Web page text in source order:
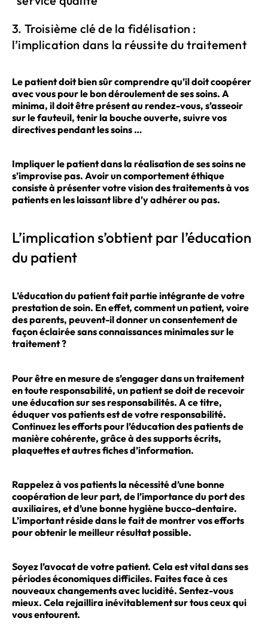
3. Troisième clé de la fidélisation :
l’implication dans la réussite du traitement
Le patient doit bien sûr comprendre qu’il doit coopérer
avec vous pour le bon déroulement de ses soins. A
minima, il doit être présent au rendez-vous, s’asseoir
sur le fauteuil, tenir la bouche ouverte, suivre vos
directives pendant les soins …
Impliquer le patient dans la réalisation de ses soins ne
s’improvise pas. Avoir un comportement éthique
consiste à présenter votre vision des traitements à vos
patients en les laissant libre d’y adhérer ou pas.
L’implication s’obtient par l’éducation
du patient
L’éducation du patient fait partie intégrante de votre
prestation de soin. En effet, comment un patient, voire
des parents, peuvent-il donner un consentement de
façon éclairée sans connaissances minimales sur le
traitement ?
Pour être en mesure de s’engager dans un traitement
en toute responsabilité, un patient se doit de recevoir
une éducation sur ses responsabilités. A ce titre,
éduquer vos patients est de votre responsabilité.
Continuez les efforts pour l’éducation des patients de
manière cohérente, grâce à des supports écrits,
plaquettes et autres fiches d’information.
Rappelez à vos patients la nécessité d’une bonne
coopération de leur part, de l’importance du port des
auxiliaires, et d’une bonne hygiène bucco-dentaire.
L’important réside dans le fait de montrer vos efforts
pour obtenir le meilleur résultat possible.
Soyez l’avocat de votre patient. Cela est vital dans ses
périodes économiques difficiles. Faites face à ces
nouveaux changements avec lucidité. Sentez-vous
mieux. Cela rejaillira inévitablement sur tous ceux qui
vous entourent.